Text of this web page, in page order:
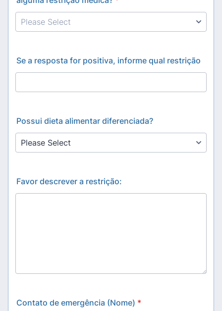
Se a resposta for positiva, informe qual restrição
Possui dieta alimentar diferenciada?
Favor descrever a restrição:
Contato de emergência (Nome) *